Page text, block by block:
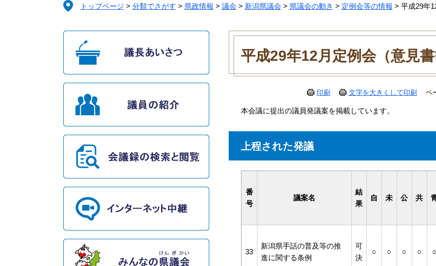
トップページ > 分類でさがす > 県政情報 > 議会 > 新潟県議会 > 県議会の動き > 定例会等の情報 > 平成29年
本
平成29年12月定例会（意見書
印刷 文字を大きくして印刷 ペ
本会議に提出の議員発議案を掲載しています。
上程された発議
番
号
議案名
結
果
自 未 公 共
33
新潟県手話の普及等の推
進に関する条例
可
決
○ ○ ○ ○ ○